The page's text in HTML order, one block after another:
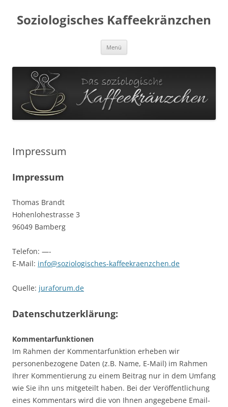
Soziologisches Kaffeekränzchen
Menü
Impressum
Impressum
Thomas Brandt
Hohenlohestrasse 3
96049 Bamberg
Telefon: —-
E-Mail: info@soziologisches-kaffeekraenzchen.de
Quelle: juraforum.de
Datenschutzerklärung:
Kommentarfunktionen
Im Rahmen der Kommentarfunktion erheben wir
personenbezogene Daten (z.B. Name, E-Mail) im Rahmen
Ihrer Kommentierung zu einem Beitrag nur in dem Umfang
wie Sie ihn uns mitgeteilt haben. Bei der Veröffentlichung
eines Kommentars wird die von Ihnen angegebene Email-